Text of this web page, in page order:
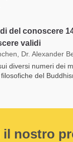
del conoscere
validi
Dr. Alexander
diversi numeri dei
del
il nostro